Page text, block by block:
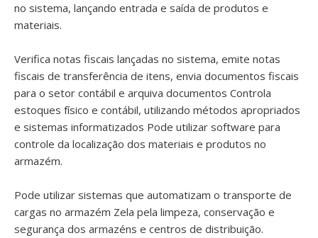
no sistema, lançando entrada e saída de produtos e
materiais.
Verifica notas fiscais lançadas no sistema, emite notas
fiscais de transferência de itens, envia documentos fiscais
para o setor contábil e arquiva documentos Controla
estoques físico e contábil, utilizando métodos apropriados
e sistemas informatizados Pode utilizar software para
controle da localização dos materiais e produtos no
armazém.
Pode utilizar sistemas que automatizam o transporte de
cargas no armazém Zela pela limpeza, conservação e
segurança dos armazéns e centros de distribuição.